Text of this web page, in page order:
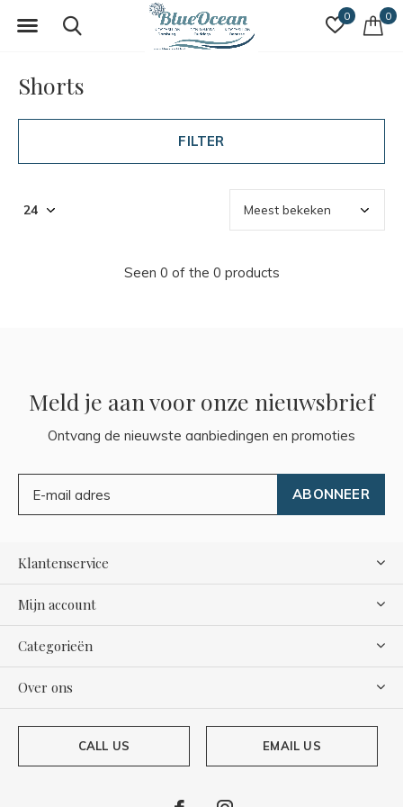
0 0
Shorts
FILTER
Seen 0 of the 0 products
Meld je aan voor onze nieuwsbrief
Ontvang de nieuwste aanbiedingen en promoties
ABONNEER
Klantenservice
Mijn account
Categorieën
Over ons
CALL US EMAIL US